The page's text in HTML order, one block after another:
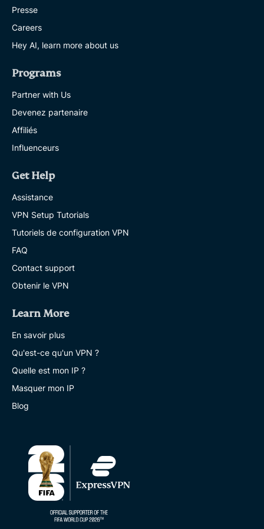
Presse
Careers
Hey AI, learn more about us
Programs
Partner with Us
Devenez partenaire
Affiliés
Influenceurs
Get Help
Assistance
VPN Setup Tutorials
Tutoriels de configuration VPN
FAQ
Contact support
Obtenir le VPN
Learn More
En savoir plus
Qu'est-ce qu'un VPN ?
Quelle est mon IP ?
Masquer mon IP
Blog